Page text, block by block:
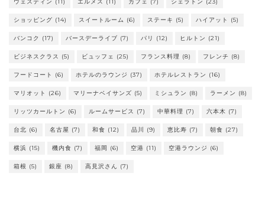
ショッピング (14) スイートルーム (6) ステーキ (5) ハイアット (5)
バンコク (17) バースデーライブ (7) パリ (12) ヒルトン (21)
ビジネスクラス (5) ビュッフェ (25) フランス料理 (8) フレンチ (8)
フードコート (6) ホテルのラウンジ (37) ホテルレストラン (16)
マリオット (26) マリーナベイサンズ (5) ミシュラン (8) ラーメン (8)
リッツカールトン (6) ルームサービス (7) 中華料理 (7) 六本木 (7)
台北 (6) 名古屋 (7) 和食 (12) 品川 (9) 恵比寿 (7) 朝食 (27)
横浜 (15) 機内食 (7) 福岡 (6) 空港 (11) 空港ラウンジ (6)
箱根 (5) 銀座 (8) 高見沢さん (7)